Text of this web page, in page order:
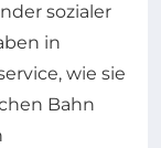
sozialer
in
wie sie
Bahn